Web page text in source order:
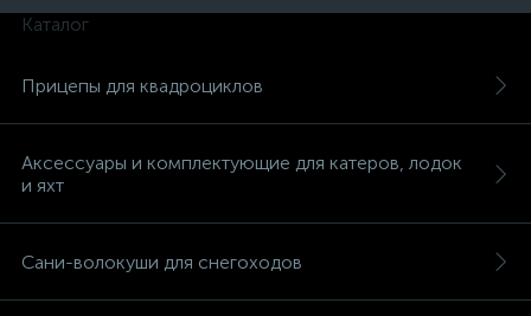
Каталог
Прицепы для квадроциклов
Аксессуары и комплектующие для катеров, лодок
и яхт
Сани-волокуши для снегоходов